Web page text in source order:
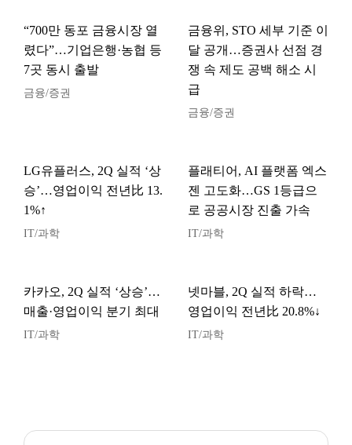
“700만 동포 금융시장 열
렸다”…기업은행·농협 등
7곳 동시 출발
금융/증권
금융위, STO 세부 기준 이
달 공개…증권사 선점 경
쟁 속 제도 공백 해소 시
급
금융/증권
LG유플러스, 2Q 실적 ‘상
승’…영업이익 전년比 13.
1%↑
IT/과학
플래티어, AI 플랫폼 엑스
젠 고도화…GS 1등급으
로 공공시장 진출 가속
IT/과학
카카오, 2Q 실적 ‘상승’…
매출·영업이익 분기 최대
IT/과학
넷마블, 2Q 실적 하락…
영업이익 전년比 20.8%↓
IT/과학